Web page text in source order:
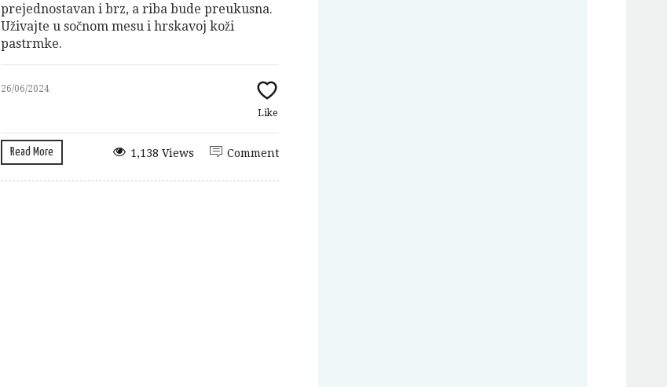
prejednostavan i brz, a riba bude preukusna.
Uživajte u sočnom mesu i hrskavoj koži
pastrmke.
26/06/2024
Like
Read More Comment
1,138 Views